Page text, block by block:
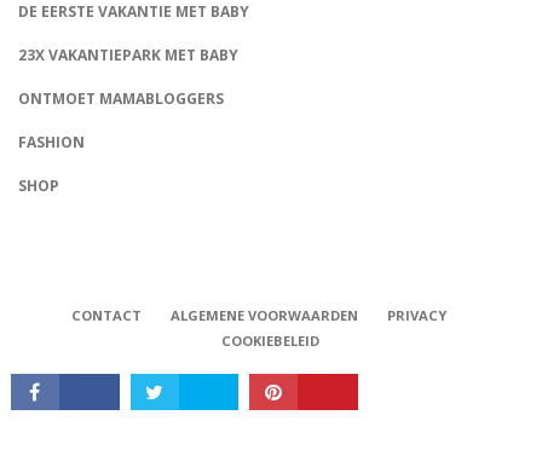
DE EERSTE VAKANTIE MET BABY
23X VAKANTIEPARK MET BABY
ONTMOET MAMABLOGGERS
FASHION
SHOP
CONTACT ALGEMENE VOORWAARDEN
PRIVACY
COOKIEBELEID
Babystraatje.nl, Copyright © 2019